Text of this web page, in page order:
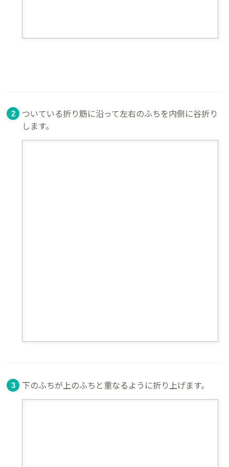
ついている折り筋に沿って左右のふちを内側に谷折り
します。
下のふちが上のふちと重なるように折り上げます。